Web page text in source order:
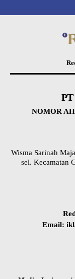
PT
NOMOR
Wisma Sarinah
sel. Kecamatan
Email: